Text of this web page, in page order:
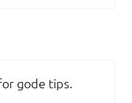
gode tips.